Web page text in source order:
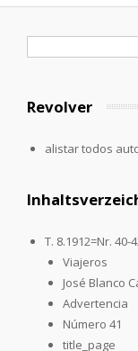
Formulario de
Revolver
alistar todos
T. 8.1912=Nr. 40-
Viajeros
José Blanco
Advertencia
Número 41
title_page